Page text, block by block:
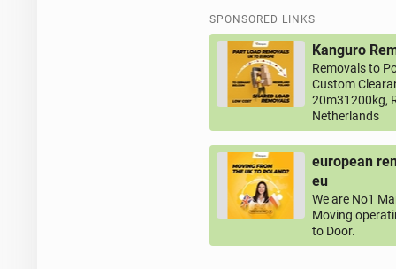
SPONSORED LINKS
Kanguro
Removals to
Custom
20m31200kg,
Netherlands
european
eu
We are No1
Moving
to Door.